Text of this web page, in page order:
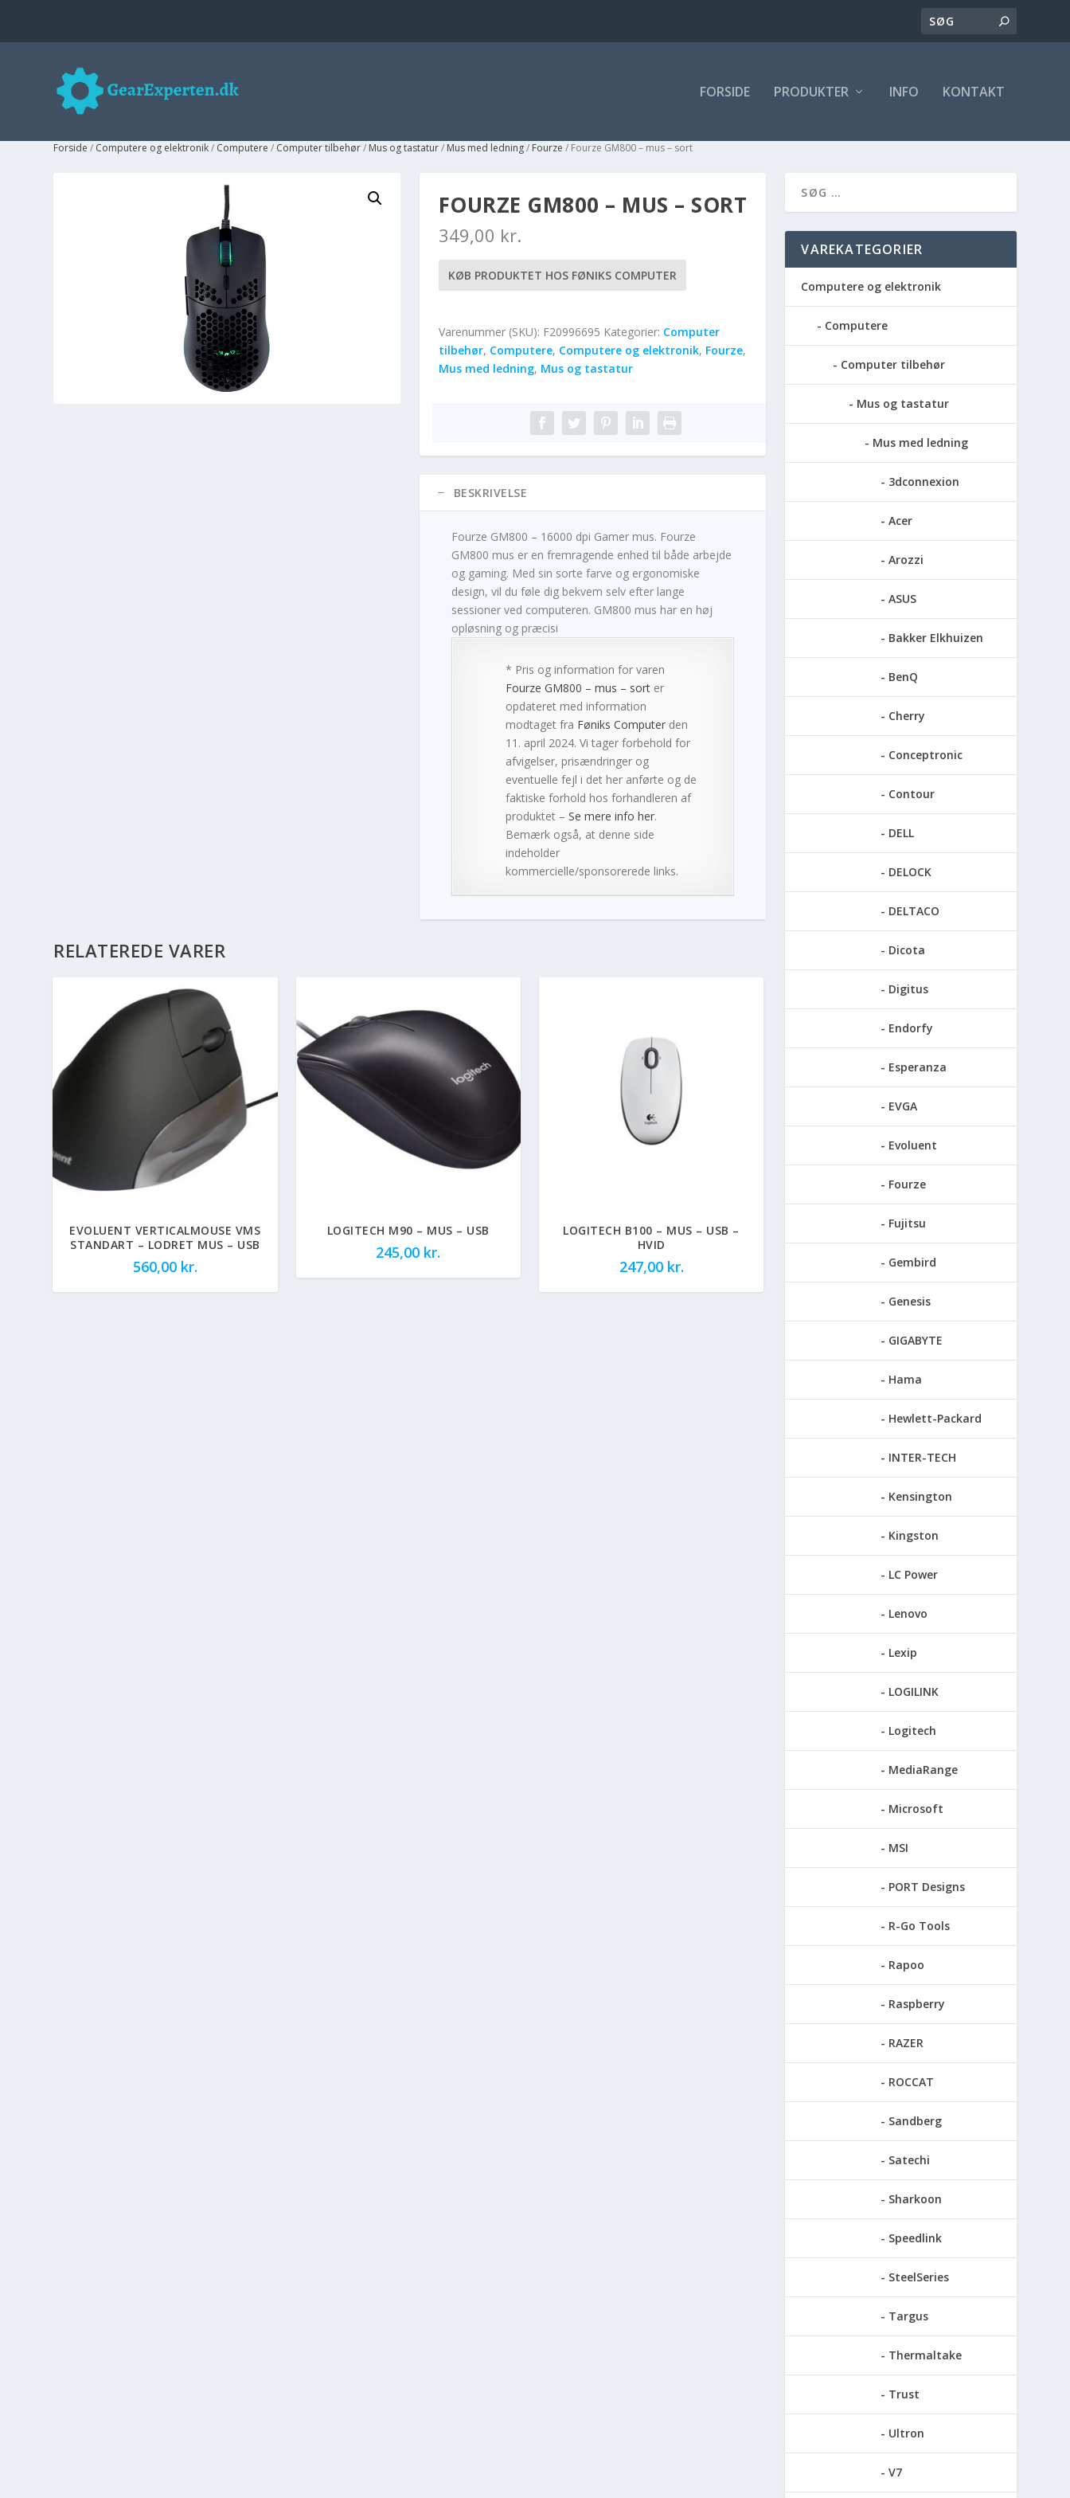
FORSIDE PRODUKTER INFO KONTAKT
Forside / Computere og elektronik/ Computere / Computer tilbehør/ Mus og tastatur/ Mus med ledning/ Fourze / Fourze GM800 – mus – sort
FOURZE GM800 – MUS – SORT
349,00 kr.
KØB PRODUKTET HOS FØNIKS COMPUTER
Varenummer (SKU): F20996695 Kategorier: Computer
tilbehør, Computere, Computere og elektronik, Fourze,
Mus med ledning, Mus og tastatur
BESKRIVELSE
Fourze GM800 – 16000 dpi Gamer mus. Fourze
GM800 mus er en fremragende enhed til både arbejde
og gaming. Med sin sorte farve og ergonomiske
design, vil du føle dig bekvem selv efter lange
sessioner ved computeren. GM800 mus har en høj
opløsning og præcisi
* Pris og information for varen
Fourze GM800 – mus – sorter
opdateret med information
modtaget fra Føniks Computerden
11. april 2024. Vi tager forbehold for
afvigelser, prisændringer og
eventuelle fejl i det her anførte og de
faktiske forhold hos forhandleren af
produktet – Se mere info her.
Bemærk også, at denne side
indeholder
kommercielle/sponsorerede links.
RELATEREDE VARER
EVOLUENT VERTICALMOUSE VMS
STANDART – LODRET MUS – USB
560,00 kr.
LOGITECH M90 – MUS – USB
245,00 kr.
LOGITECH B100 – MUS – USB –
HVID
247,00 kr.
VAREKATEGORIER
Computere og elektronik
Computere
Computer tilbehør
Mus og tastatur
Mus med ledning
3dconnexion
Acer
Arozzi
ASUS
Bakker Elkhuizen
BenQ
Cherry
Conceptronic
Contour
DELL
DELOCK
DELTACO
Dicota
Digitus
Endorfy
Esperanza
EVGA
Evoluent
Fourze
Fujitsu
Gembird
Genesis
GIGABYTE
Hama
Hewlett-Packard
INTER-TECH
Kensington
Kingston
LC Power
Lenovo
Lexip
LOGILINK
Logitech
MediaRange
Microsoft
MSI
PORT Designs
R-Go Tools
Rapoo
Raspberry
RAZER
ROCCAT
Sandberg
Satechi
Sharkoon
Speedlink
SteelSeries
Targus
Thermaltake
Trust
Ultron
V7